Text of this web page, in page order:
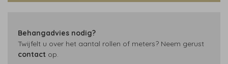
Behangadvies nodig?
Twijfelt u over het aantal rollen of meters? Neem gerust
contact op.